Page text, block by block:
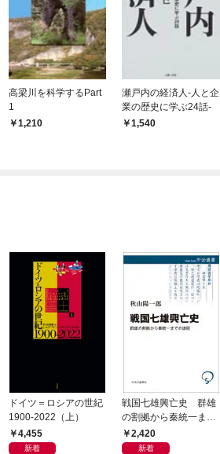
高梁川を科学するPart
1
1,210
瀬戸内の経済人-人と企
業の歴史に学ぶ24話-
1,540
ドイツ＝ロシアの世紀
1900-2022（上）
4,455
新着
戦国七雄興亡史 群雄
の割拠から秦統一まで
の道程
2,420
新着